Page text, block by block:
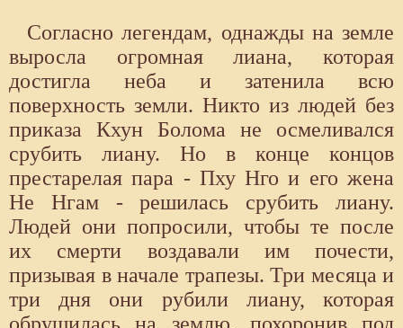
Согласно легендам, однажды на земле
выросла огромная лиана, которая
достигла неба и затенила всю
поверхность земли. Никто из людей без
приказа Кхун Болома не осмеливался
срубить лиану. Но в конце концов
престарелая пара - Пху Нго и его жена
Не Нгам - решилась срубить лиану.
Людей они попросили, чтобы те после
их смерти воздавали им почести,
призывая в начале трапезы. Три месяца и
три дня они рубили лиану, которая